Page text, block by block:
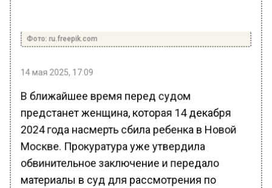
Фото: ru.freepik.com
14 мая 2025, 17:09
В ближайшее время перед судом
предстанет женщина, которая 14 декабря
2024 года насмерть сбила ребенка в Новой
Москве. Прокуратура уже утвердила
обвинительное заключение и передало
материалы в суд для рассмотрения по